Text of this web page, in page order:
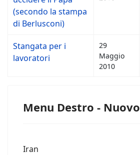
(secondo la stampa
di Berlusconi)
Stangata per i
lavoratori
29
Maggio
2010
Menu Destro - Nuovo
Iran